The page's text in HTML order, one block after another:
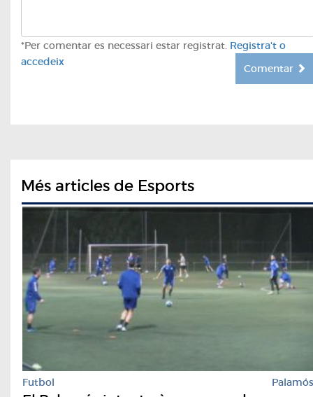
*Per comentar es necessari estar registrat. Registra't o
accedeix
Comentar
Més articles de Esports
Futbol Palamós